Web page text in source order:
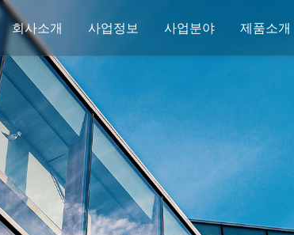
회사소개 사업정보 사업분야 제품소개